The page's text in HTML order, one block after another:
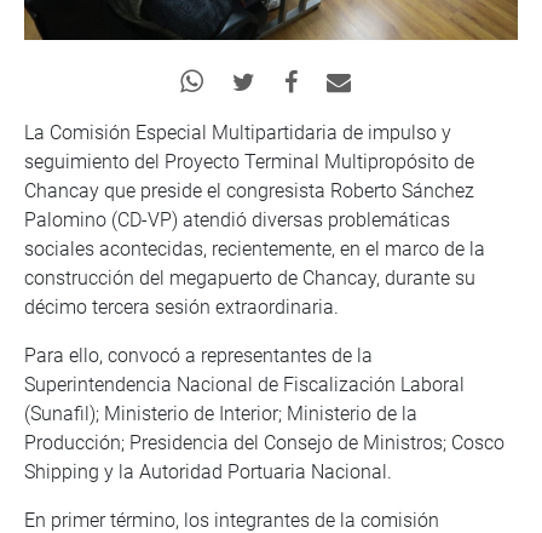
La Comisión Especial Multipartidaria de impulso y
seguimiento del Proyecto Terminal Multipropósito de
Chancay que preside el congresista Roberto Sánchez
Palomino (CD-VP) atendió diversas problemáticas
sociales acontecidas, recientemente, en el marco de la
construcción del megapuerto de Chancay, durante su
décimo tercera sesión extraordinaria.
Para ello, convocó a representantes de la
Superintendencia Nacional de Fiscalización Laboral
(Sunafil); Ministerio de Interior; Ministerio de la
Producción; Presidencia del Consejo de Ministros; Cosco
Shipping y la Autoridad Portuaria Nacional.
En primer término, los integrantes de la comisión